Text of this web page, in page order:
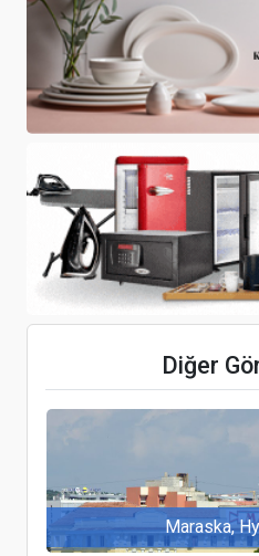
Diğer
Dünyanın Tek Turizm
Ödüller
The Ritz-Carlton,
Atamalarla
Rus kartlarıyla yeniden
Maraska,